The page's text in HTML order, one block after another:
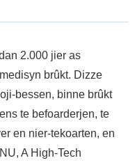
2.000 jier as
brûkt. Dizze
bessen, binne brûkt
te befoarderjen, te
en nier-tekoarten, en
A High-Tech